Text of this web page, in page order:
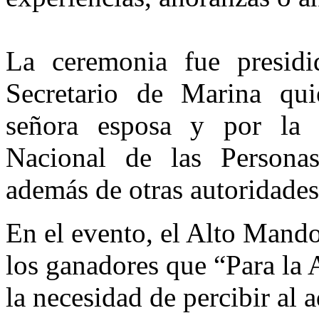
La ceremonia fue
Secretario de Marina
señora esposa y por la
Nacional de las
además de otras
En el evento, el Alto
los ganadores que “Para
la necesidad de percibir al